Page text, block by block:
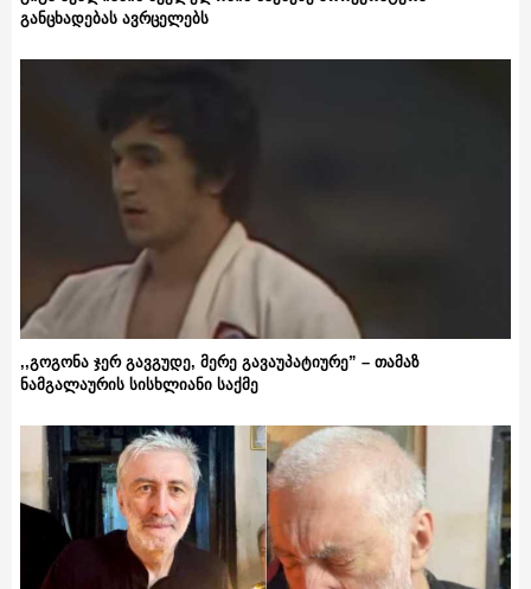
განცხადებას ავრცელებს
,,გოგონა ჯერ გავგუდე, მერე გავაუპატიურე” – თამაზ
ნამგალაურის სისხლიანი საქმე